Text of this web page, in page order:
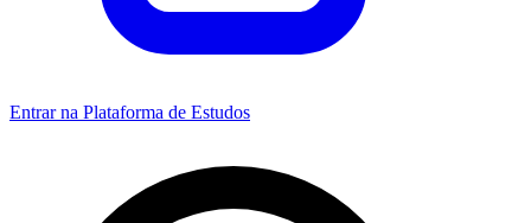
Entrar na Plataforma de Estudos